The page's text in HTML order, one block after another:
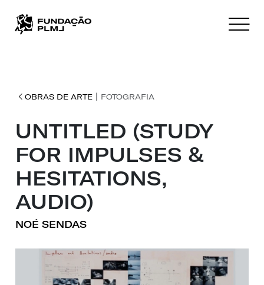
OBRAS DE ARTE| FOTOGRAFIA
UNTITLED (STUDY
FOR IMPULSES &
HESITATIONS,
AUDIO)
NOÉ SENDAS